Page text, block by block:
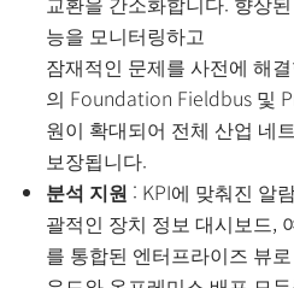
능을 모니터링하고
잠재적인 문제를 사전에 해
의 Foundation Fieldbus 및
원이 확대되어 전체 산업 네
보장됩니다.
분석 지원 : KPI에 맞춰진 알
괄적인 장치 정보 대시보드,
를 통합된 엔터프라이즈 뷰